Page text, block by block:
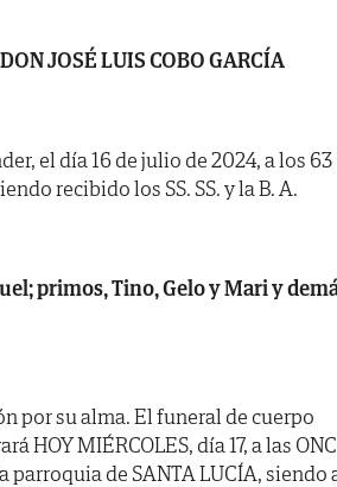
DON JOSÉ LUIS COBO GARCÍA
el día 16 de julio de 2024, a los 63
recibido los SS. SS. y la B. A.
primos, Tino, Gelo y Mari y
por su alma. El funeral de cuerpo
HOY MIÉRCOLES, día 17, a las
parroquia de SANTA LUCÍA, siendo